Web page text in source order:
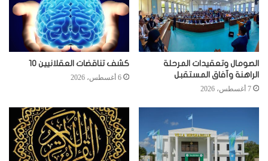
الصومال وتعقيدات المرحلة
الراهنة وآفاق المستقبل
7 أغسطس، 2026
كشف تناقضات العقلانيين 10
6 أغسطس، 2026